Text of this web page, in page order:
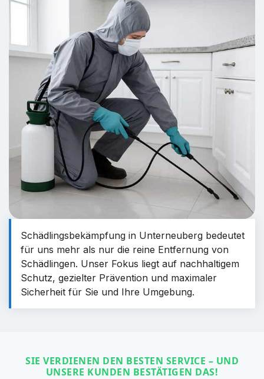
Schädlingsbekämpfung in Unterneuberg bedeutet
für uns mehr als nur die reine Entfernung von
Schädlingen. Unser Fokus liegt auf nachhaltigem
Schutz, gezielter Prävention und maximaler
Sicherheit für Sie und Ihre Umgebung.
SIE VERDIENEN DEN BESTEN SERVICE – UND
UNSERE KUNDEN BESTÄTIGEN DAS!